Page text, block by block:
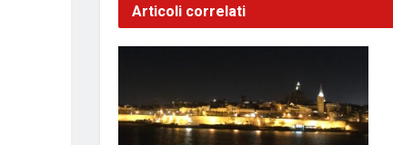
Articoli correlati